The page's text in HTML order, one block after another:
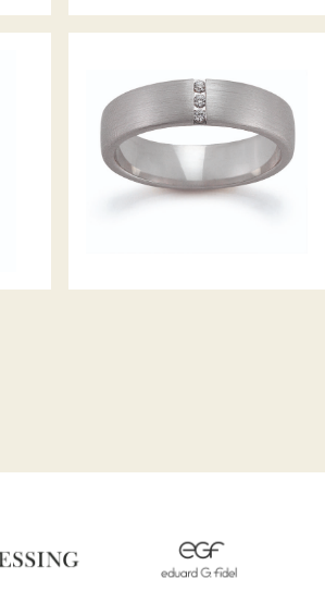
GERSTNER TRAURINGE